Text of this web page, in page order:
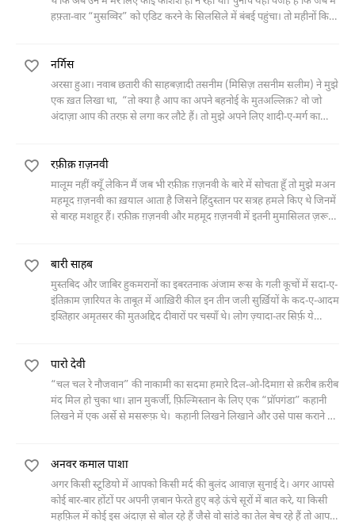
हफ़्ता-वार ‎‎“मुसव्विर” को एडिट करने के सिलसिले में बंबई पहुंचा। तो महीनों किसी
नर्गिस
अरसा हुआ। नवाब छतारी की साहबज़ादी तसनीम (मिसिज़ तसनीम सलीम) ने मुझे
एक ख़त ‎लिखा था, ‎ ‎“तो क्या है आप का अपने बहनोई के मुतअल्लिक़? वो जो
अंदाज़ा आप की तरफ़ से लगा कर ‎लौटे हैं। तो मुझे अपने लिए शादी-ए-मर्ग का
रफ़ीक़ ग़ज़नवी
मालूम नहीं क्यूँ लेकिन मैं जब भी रफ़ीक़ ग़ज़नवी के बारे में सोचता हूँ तो मुझे मअन
महमूद ग़ज़नवी का ख़याल आता है जिसने हिंदुस्तान पर सत्रह हमले किए थे जिनमें
से बारह मशहूर हैं। रफ़ीक़ ग़ज़नवी और महमूद ग़ज़नवी में इतनी मुमासिलत ज़रूर
बारी साहब
मुस्तबिद और जाबिर हुकमरानों का इबरतनाक अंजाम रूस के गली कूचों में सदा-ए-
इंतिक़ाम ज़ारियत के ताबूत में आख़िरी कील इन तीन जली सुर्ख़ियों के कद-ए-आदम
इश्तिहार अमृतसर की मुतअद्दिद दीवारों पर चस्पाँ थे। लोग ज़्यादा-तर सिर्फ़ ये
पारो देवी
‎“चल चल रे नौजवान” की नाकामी का सदमा हमारे दिल-ओ-दिमाग़ से क़रीब क़रीब
मंद मिल ‎हो चुका था। ज्ञान मुकर्जी, फ़िल्मिस्तान के लिए एक “प्रॉपगंडा” कहानी
लिखने में एक अर्से से ‎मसरूफ़ थे। ‎ कहानी लिखने लिखाने और उसे पास कराने से
अनवर कमाल पाशा
अगर किसी स्टूडियो में आपको किसी मर्द की बुलंद आवाज़ सुनाई दे। अगर आपसे
कोई बार-बार होंटों पर अपनी ज़बान फेरते हुए बड़े ऊंचे सूरों में बात करे, या किसी
महफ़िल में कोई इस अंदाज़ से बोल रहे हैं जैसे वो सांडे का तेल बेच रहे हैं तो आप